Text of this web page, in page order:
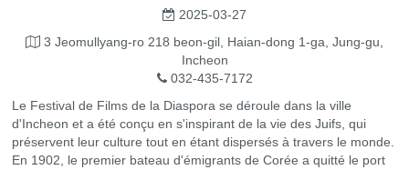
2025-03-27
3 Jeomullyang-ro 218 beon-gil, Haian-dong 1-ga, Jung-gu,
Incheon
032-435-7172
Le Festival de Films de la Diaspora se déroule dans la ville
d'Incheon et a été conçu en s'inspirant de la vie des Juifs, qui
préservent leur culture tout en étant dispersés à travers le monde.
En 1902, le premier bateau d'émigrants de Corée a quitté le port